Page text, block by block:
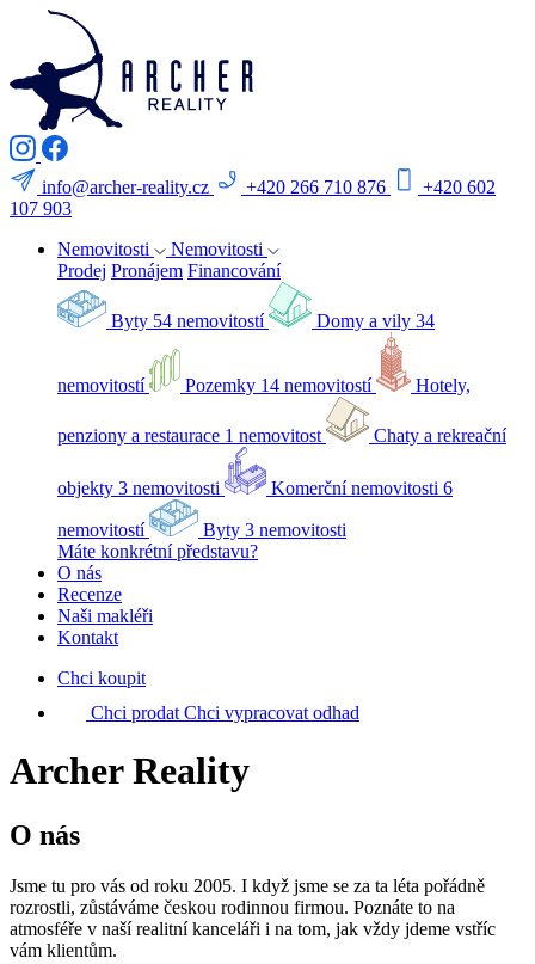
info@archer-reality.cz +420 266 710 876
+420 602
107 903
Nemovitosti
Nemovitosti
Prodej Pronájem Financování
Byty 54 nemovitostí Domy a vily 34
nemovitostí Pozemky 14 nemovitostí Hotely,
penziony a restaurace 1 nemovitost Chaty a rekreační
objekty 3 nemovitosti Komerční nemovitosti 6
nemovitostí Byty 3 nemovitosti
Máte konkrétní představu?
O nás
Recenze
Naši makléři
Kontakt
Chci koupit
Chci prodat Chci vypracovat odhad
Archer Reality
O nás
Jsme tu pro vás od roku 2005. I když jsme se za ta léta pořádně
rozrostli, zůstáváme českou rodinnou firmou. Poznáte to na
atmosféře v naší realitní kanceláři i na tom, jak vždy jdeme vstříc
vám klientům.